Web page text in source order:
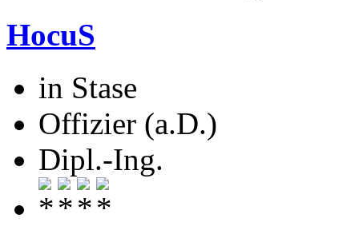
HocuS
in Stase
Offizier (a.D.)
Dipl.-Ing.